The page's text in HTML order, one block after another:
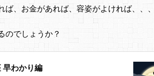
ば、お金があれば、容姿がよければ、、、
のでしょうか？
早わかり編